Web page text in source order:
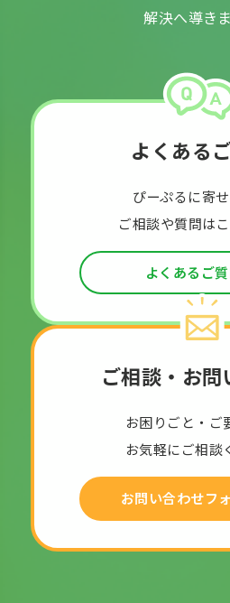
解決へ導きま
よくある
ぴーぷるに寄
ご相談や質問は
よくあるご
ご相談・お問
お困りごと・ご
お気軽にご相談
お問い合わせフ